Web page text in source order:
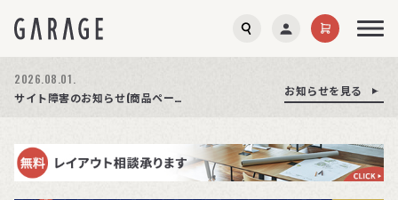
2026.08.03.
お知らせを見る
商品ページ障害復旧のお知らせ お知らせを見る
2026.08.01.
サイト障害のお知らせ(商品ページが正常に表示されない事象発生)
お知らせを見る